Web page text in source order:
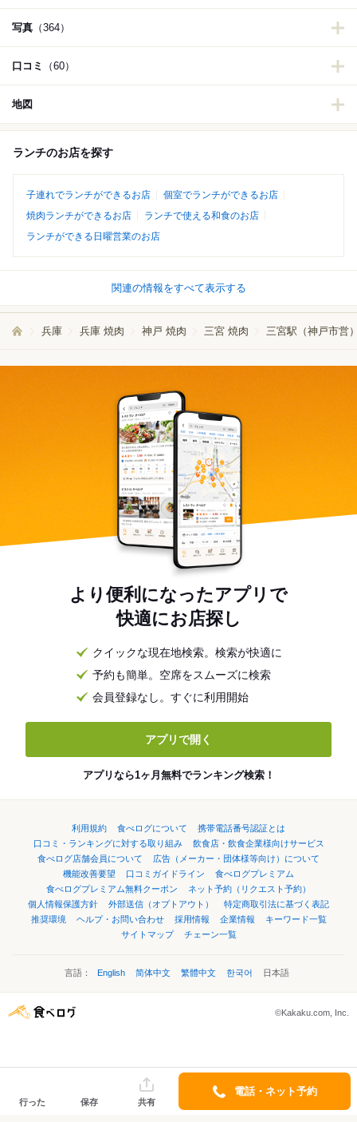
写真 （364）
口コミ （60）
地図
ランチのお店を探す
子連れでランチができるお店
個室でランチができるお店
焼肉ランチができるお店
ランチで使える和食のお店
ランチができる日曜営業のお店
関連の情報をすべて表示する
兵庫 兵庫 焼肉 神戸 焼肉 三宮 焼肉 三宮駅（神戸市営
より便利になったアプリで
快適にお店探し
クイックな現在地検索。検索が快適に
予約も簡単。空席をスムーズに検索
会員登録なし。すぐに利用開始
アプリで開く
アプリなら1ヶ月無料でランキング検索！
利用規約 食べログについて
携帯電話番号認証とは
口コミ・ランキングに対する取り組み
飲食店・飲食企業様向けサービス
食べログ店舗会員について
広告（メーカー・団体様等向け）について
機能改善要望
口コミガイドライン
食べログプレミアム
食べログプレミアム無料クーポン
ネット予約（リクエスト予約）
個人情報保護方針
外部送信（オプトアウト）
特定商取引法に基づく表記
推奨環境
ヘルプ・お問い合わせ 採用情報 企業情報
キーワード一覧
サイトマップ
チェーン一覧
言語： English 简体中文 繁體中文 한국어 日本語
©Kakaku.com, Inc.
行った 保存 共有
電話・ネット予約